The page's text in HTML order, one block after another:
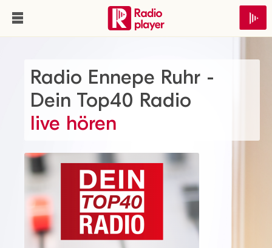
Radio Ennepe Ruhr -
Dein Top40 Radio
live hören